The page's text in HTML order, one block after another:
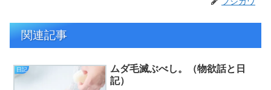
関連記事
日記
ムダ毛滅ぶべし。（物欲話と日
記）